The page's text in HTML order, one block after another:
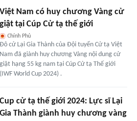
Việt Nam có huy chương Vàng cử
giật tại Cúp Cử tạ thế giới
Chính Phủ
Đô cử Lại Gia Thành của Đội tuyển Cử tạ Việt
Nam đã giành huy chương Vàng nội dung cử
giật hạng 55 kg nam tại Cúp Cử tạ Thế giới
(IWF World Cup 2024) .
Cup cử tạ thế giới 2024: Lực sĩ Lại
Gia Thành giành huy chương vàng